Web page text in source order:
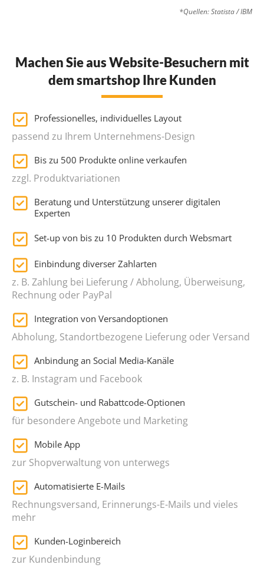
*Quellen: Statista / IBM
Machen Sie aus Website-Besuchern mit
dem smartshop Ihre Kunden
Professionelles, individuelles Layout
passend zu Ihrem Unternehmens-Design
Bis zu 500 Produkte online verkaufen
zzgl. Produktvariationen
Beratung und Unterstützung unserer digitalen
Experten
Set-up von bis zu 10 Produkten durch Websmart
Einbindung diverser Zahlarten
z. B. Zahlung bei Lieferung / Abholung, Überweisung,
Rechnung oder PayPal
Integration von Versandoptionen
Abholung, Standortbezogene Lieferung oder Versand
Anbindung an Social Media-Kanäle
z. B. Instagram und Facebook
Gutschein- und Rabattcode-Optionen
für besondere Angebote und Marketing
Mobile App
zur Shopverwaltung von unterwegs
Automatisierte E-Mails
Rechnungsversand, Erinnerungs-E-Mails und vieles
mehr
Kunden-Loginbereich
zur Kundenbindung